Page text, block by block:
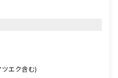
エク含む)